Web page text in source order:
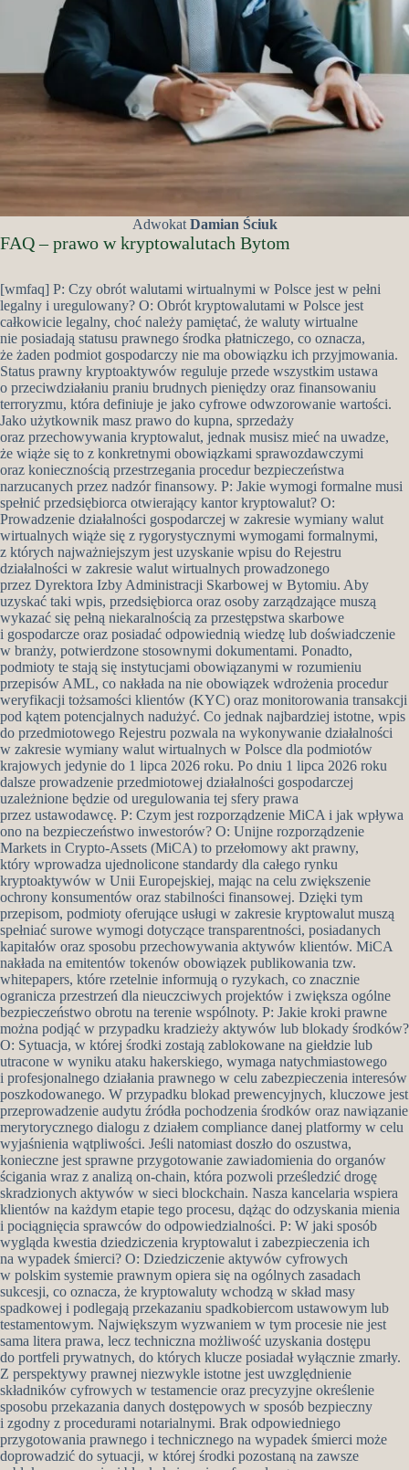
AdwokatDamian Ściuk
FAQ – prawo w kryptowalutach Bytom
[wmfaq] P: Czy obrót walutami wirtualnymi w Polsce jest w pełni
legalny i uregulowany? O: Obrót kryptowalutami w Polsce jest
całkowicie legalny, choć należy pamiętać, że waluty wirtualne
nie posiadają statusu prawnego środka płatniczego, co oznacza,
że żaden podmiot gospodarczy nie ma obowiązku ich przyjmowania.
Status prawny kryptoaktywów reguluje przede wszystkim ustawa
o przeciwdziałaniu praniu brudnych pieniędzy oraz finansowaniu
terroryzmu, która definiuje je jako cyfrowe odwzorowanie wartości.
Jako użytkownik masz prawo do kupna, sprzedaży
oraz przechowywania kryptowalut, jednak musisz mieć na uwadze,
że wiąże się to z konkretnymi obowiązkami sprawozdawczymi
oraz koniecznością przestrzegania procedur bezpieczeństwa
narzucanych przez nadzór finansowy. P: Jakie wymogi formalne musi
spełnić przedsiębiorca otwierający kantor kryptowalut? O:
Prowadzenie działalności gospodarczej w zakresie wymiany walut
wirtualnych wiąże się z rygorystycznymi wymogami formalnymi,
z których najważniejszym jest uzyskanie wpisu do Rejestru
działalności w zakresie walut wirtualnych prowadzonego
przez Dyrektora Izby Administracji Skarbowej w Bytomiu. Aby
uzyskać taki wpis, przedsiębiorca oraz osoby zarządzające muszą
wykazać się pełną niekaralnością za przestępstwa skarbowe
i gospodarcze oraz posiadać odpowiednią wiedzę lub doświadczenie
w branży, potwierdzone stosownymi dokumentami. Ponadto,
podmioty te stają się instytucjami obowiązanymi w rozumieniu
przepisów AML, co nakłada na nie obowiązek wdrożenia procedur
weryfikacji tożsamości klientów (KYC) oraz monitorowania transakcji
pod kątem potencjalnych nadużyć. Co jednak najbardziej istotne, wpis
do przedmiotowego Rejestru pozwala na wykonywanie działalności
w zakresie wymiany walut wirtualnych w Polsce dla podmiotów
krajowych jedynie do 1 lipca 2026 roku. Po dniu 1 lipca 2026 roku
dalsze prowadzenie przedmiotowej działalności gospodarczej
uzależnione będzie od uregulowania tej sfery prawa
przez ustawodawcę. P: Czym jest rozporządzenie MiCA i jak wpływa
ono na bezpieczeństwo inwestorów? O: Unijne rozporządzenie
Markets in Crypto-Assets (MiCA) to przełomowy akt prawny,
który wprowadza ujednolicone standardy dla całego rynku
kryptoaktywów w Unii Europejskiej, mając na celu zwiększenie
ochrony konsumentów oraz stabilności finansowej. Dzięki tym
przepisom, podmioty oferujące usługi w zakresie kryptowalut muszą
spełniać surowe wymogi dotyczące transparentności, posiadanych
kapitałów oraz sposobu przechowywania aktywów klientów. MiCA
nakłada na emitentów tokenów obowiązek publikowania tzw.
whitepapers, które rzetelnie informują o ryzykach, co znacznie
ogranicza przestrzeń dla nieuczciwych projektów i zwiększa ogólne
bezpieczeństwo obrotu na terenie wspólnoty. P: Jakie kroki prawne
można podjąć w przypadku kradzieży aktywów lub blokady środków?
O: Sytuacja, w której środki zostają zablokowane na giełdzie lub
utracone w wyniku ataku hakerskiego, wymaga natychmiastowego
i profesjonalnego działania prawnego w celu zabezpieczenia interesów
poszkodowanego. W przypadku blokad prewencyjnych, kluczowe jest
przeprowadzenie audytu źródła pochodzenia środków oraz nawiązanie
merytorycznego dialogu z działem compliance danej platformy w celu
wyjaśnienia wątpliwości. Jeśli natomiast doszło do oszustwa,
konieczne jest sprawne przygotowanie zawiadomienia do organów
ścigania wraz z analizą on-chain, która pozwoli prześledzić drogę
skradzionych aktywów w sieci blockchain. Nasza kancelaria wspiera
klientów na każdym etapie tego procesu, dążąc do odzyskania mienia
i pociągnięcia sprawców do odpowiedzialności. P: W jaki sposób
wygląda kwestia dziedziczenia kryptowalut i zabezpieczenia ich
na wypadek śmierci? O: Dziedziczenie aktywów cyfrowych
w polskim systemie prawnym opiera się na ogólnych zasadach
sukcesji, co oznacza, że kryptowaluty wchodzą w skład masy
spadkowej i podlegają przekazaniu spadkobiercom ustawowym lub
testamentowym. Największym wyzwaniem w tym procesie nie jest
sama litera prawa, lecz techniczna możliwość uzyskania dostępu
do portfeli prywatnych, do których klucze posiadał wyłącznie zmarły.
Z perspektywy prawnej niezwykle istotne jest uwzględnienie
składników cyfrowych w testamencie oraz precyzyjne określenie
sposobu przekazania danych dostępowych w sposób bezpieczny
i zgodny z procedurami notarialnymi. Brak odpowiedniego
przygotowania prawnego i technicznego na wypadek śmierci może
doprowadzić do sytuacji, w której środki pozostaną na zawsze